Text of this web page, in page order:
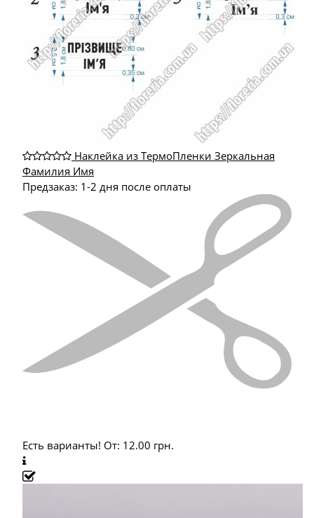
Наклейка из ТермоПленки Зеркальная
Фамилия Имя
Предзаказ: 1-2 дня после оплаты
Есть варианты! От: 12.00 грн.